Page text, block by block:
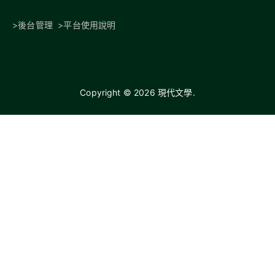
>後台管理 >平台使用說明
Copyright © 2026 現代文學.